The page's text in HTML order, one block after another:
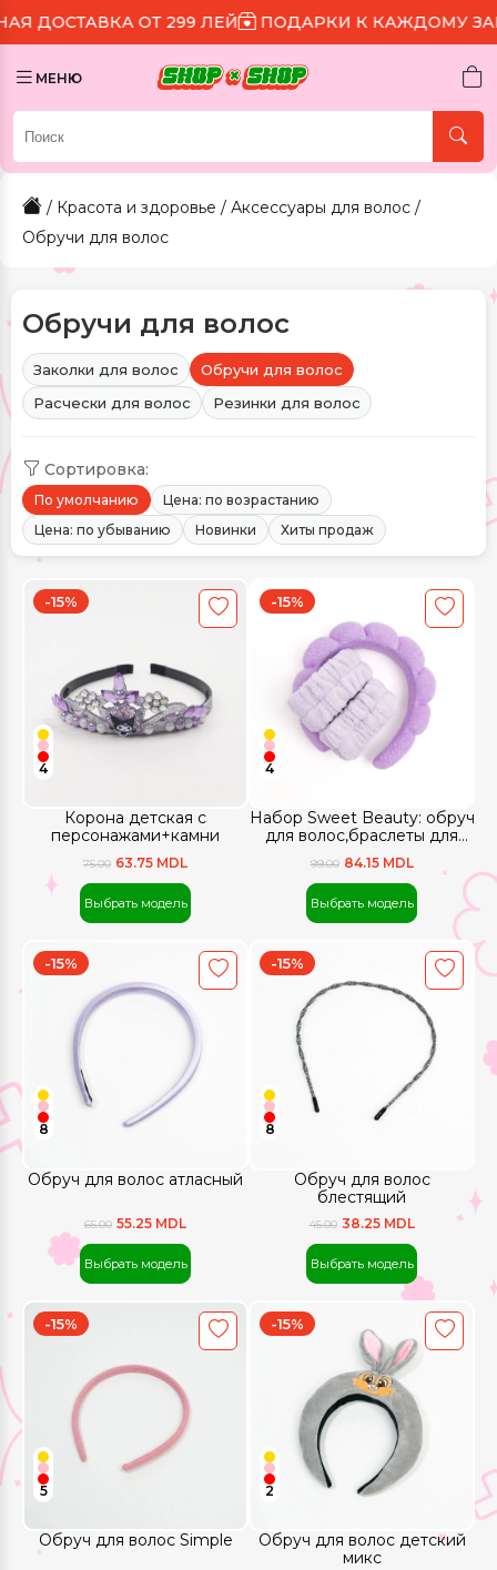
ОТ 299 ЛЕЙ ПОДАРКИ К КАЖДОМУ ЗАКАЗУ
МЕНЮ
/ Красота и здоровье / Аксессуары для волос /
Обручи для волос
Обручи для волос
Заколки для волос
Обручи для волос
Расчески для волос
Резинки для волос
Сортировка:
По умолчанию
Цена: по возрастанию
Цена: по убыванию
Новинки Хиты продаж
Корона детская с
персонажами+камни
-15%
4
75.00 63.75 MDL
Выбрать модель
Набор Sweet Beauty: обруч
для волос,браслеты для
умывания
-15%
4
99.00 84.15 MDL
Выбрать модель
Обруч для волос атласный
-15%
8
65.00 55.25 MDL
Выбрать модель
Обруч для волос
блестящий
-15%
8
45.00 38.25 MDL
Выбрать модель
Обруч для волос Simple
-15%
5
Обруч для волос детский
микс
-15%
2